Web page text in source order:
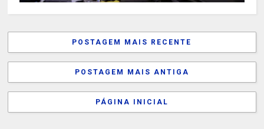
POSTAGEM MAIS RECENTE
POSTAGEM MAIS ANTIGA
PÁGINA INICIAL